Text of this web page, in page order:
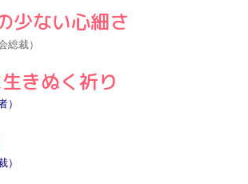
少ない心細さ
総裁）
きぬく祈り
）
）